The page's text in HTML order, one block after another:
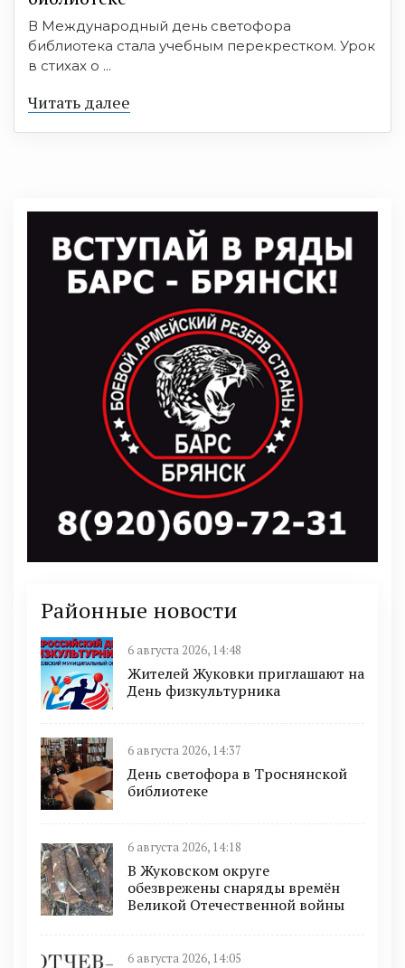
В Международный день светофора
библиотека стала учебным перекрестком. Урок
в стихах о ...
Читать далее
Районные новости
6 августа 2026, 14:48
Жителей Жуковки приглашают на
День физкультурника
6 августа 2026, 14:37
День светофора в Троснянской
библиотеке
6 августа 2026, 14:18
В Жуковском округе
обезврежены снаряды времён
Великой Отечественной войны
6 августа 2026, 14:05